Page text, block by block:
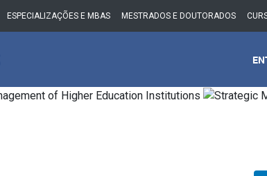
ESPECIALIZAÇÕES E MBAS MESTRADOS E DOUTORADOS